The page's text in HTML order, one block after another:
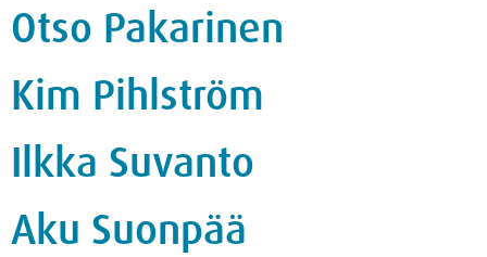
Otso Pakarinen
Kim Pihlström
Ilkka Suvanto
Aku Suonpää